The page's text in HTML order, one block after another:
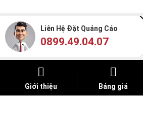
Liên Hệ Đặt Quảng Cáo
0899.49.04.07
Giới thiệu Bảng giá